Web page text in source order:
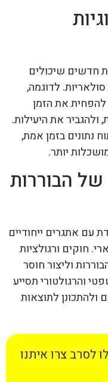
חדשים שיכולים
לדוגמה,
את הזמן
את היעילות.
נתונים בזמן אמת,
יותר.
הבוררות
אתגרים ייחודיים
חוקים ורגולציות
וליצור חוסר
והרגולטורי תסייע
לתוצאות
צרו איתנו